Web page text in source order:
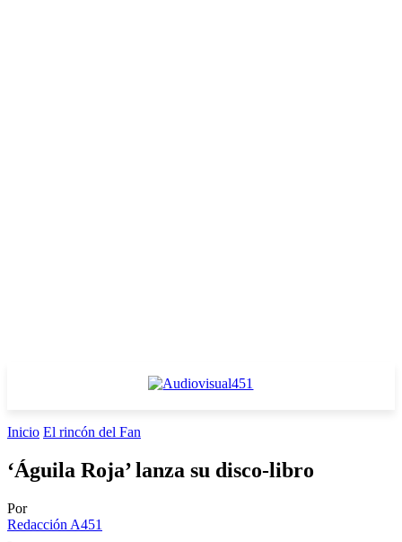
Inicio El rincón del Fan
‘Águila Roja’ lanza su disco-libro
Por
Redacción A451